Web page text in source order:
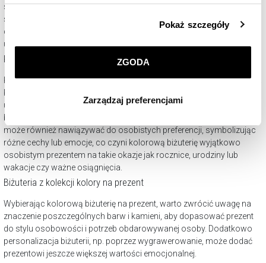
przez nas plików cookie znajdziesz wPolityce
prywatności.
korzystamy. Możesz również wybrać jaki rodzaj plików
Zarządzaj preferencjami. W każdej chwili możesz
dokonać zmiany wybranych przez Ciebie plików cookie.
Pokaż szczegóły
ZGODA
Zarządzaj preferencjami
stylizacji po wyjątkowe okazje. Uniwersalność kolorowej biżuterii
sprawia, że jest ona doskonałym wyborem dla każdego, kto pragnie
dodać swojemu wyglądowi odrobinę barwy i blasku. Podkreśla
unikalny styl, dodaje wyrazistości outfitom, nie tylko w wakacje!
Kolorowe kamienie - na jaką okazję?
Kolorowa biżuteria jest doskonałym wyborem na różnorodne okazje.
Kamienie takie jak szafiry, rubiny czy szmaragdy mogą dodać
uroczystości strojom ślubnym, podczas gdy bardziej stonowane
barwy będą idealne na co dzień lub do pracy. Wybór koloru kamienia
może również nawiązywać do osobistych preferencji, symbolizując
różne cechy lub emocje, co czyni kolorową biżuterię wyjątkowo
osobistym prezentem na takie okazje jak rocznice, urodziny lub
wakacje czy ważne osiągnięcia.
Biżuteria z kolekcji kolory na prezent
Wybierając kolorową biżuterię na prezent, warto zwrócić uwagę na
znaczenie poszczególnych barw i kamieni, aby dopasować prezent
do stylu osobowości i potrzeb obdarowywanej osoby. Dodatkowo
personalizacja biżuterii, np. poprzez wygrawerowanie, może dodać
prezentowi jeszcze większej wartości emocjonalnej.